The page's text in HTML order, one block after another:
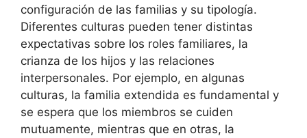
configuración de las familias y su tipología.
Diferentes culturas pueden tener distintas
expectativas sobre los roles familiares, la
crianza de los hijos y las relaciones
interpersonales. Por ejemplo, en algunas
culturas, la familia extendida es fundamental y
se espera que los miembros se cuiden
mutuamente, mientras que en otras, la